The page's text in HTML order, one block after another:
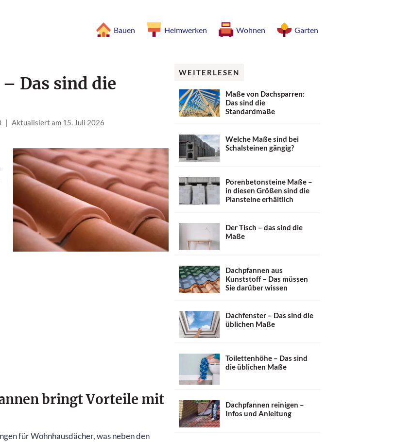
Bauen Heimwerken Wohnen Garten
Das sind die
| Aktualisiert am 15. Juli 2026
bringt Vorteile mit
für Wohnhausdächer, was neben den
WEITERLESEN
Maße von Dachsparren:
Das sind die
Standardmaße
Welche Maße sind bei
Schalsteinen gängig?
Porenbetonsteine Maße –
in diesen Größen sind die
Plansteine erhältlich
Der Tisch – das sind die
Maße
Dachpfannen aus
Kunststoff – Das müssen
Sie darüber wissen
Dachfenster – Das sind die
üblichen Maße
Toilettenhöhe – Das sind
die üblichen Maße
Dachpfannen reinigen –
Infos und Anleitung